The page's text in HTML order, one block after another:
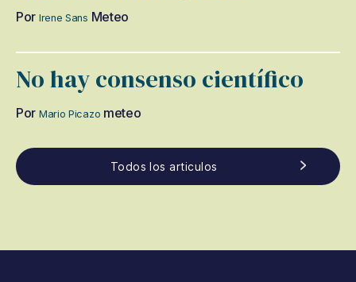
Por Irene Sans Meteo
No hay consenso científico
Por Mario Picazo meteo
Todos los articulos